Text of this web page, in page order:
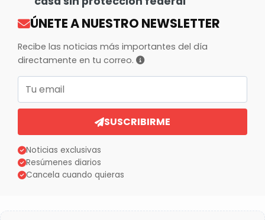
ÚNETE A NUESTRO NEWSLETTER
Recibe las noticias más importantes del día
directamente en tu correo.
Correo electrónico
SUSCRIBIRME
Noticias exclusivas
Resúmenes diarios
Cancela cuando quieras